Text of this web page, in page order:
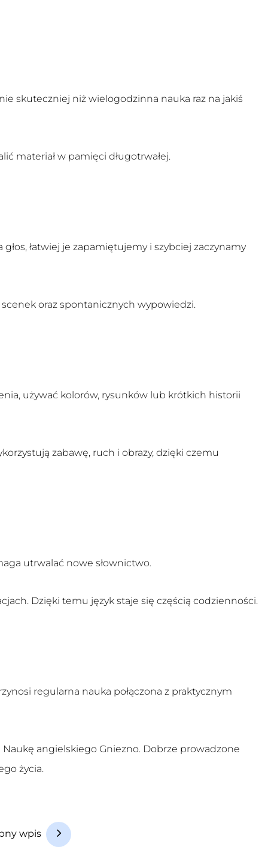
skuteczniej niż wielogodzinna nauka raz na jakiś
materiał w pamięci długotrwałej.
łatwiej je zapamiętujemy i szybciej zaczynamy
oraz spontanicznych wypowiedzi.
używać kolorów, rysunków lub krótkich historii
zabawę, ruch i obrazy, dzięki czemu
utrwalać nowe słownictwo.
Dzięki temu język staje się częścią codzienności.
regularna nauka połączona z praktycznym
Naukę angielskiego Gniezno. Dobrze prowadzone
życia.
wpis